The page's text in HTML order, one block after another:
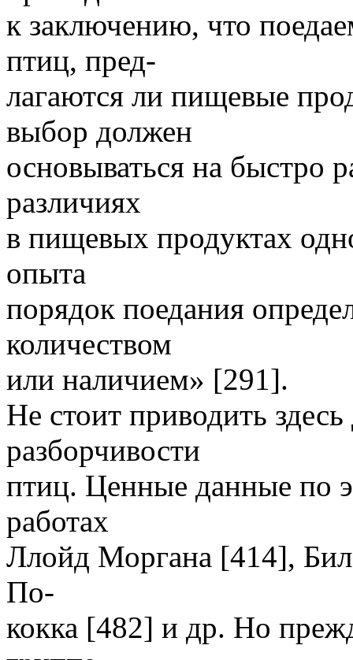
к заключению, что
птиц, пред-
лагаются ли пищевые
выбор должен
основываться на быстро
различиях
в пищевых продуктах
опыта
порядок поедания
количеством
или наличием» [291].
Не стоит приводить
разборчивости
птиц. Ценные данные по
работах
Ллойд Моргана [414],
По-
кокка [482] и др. Но